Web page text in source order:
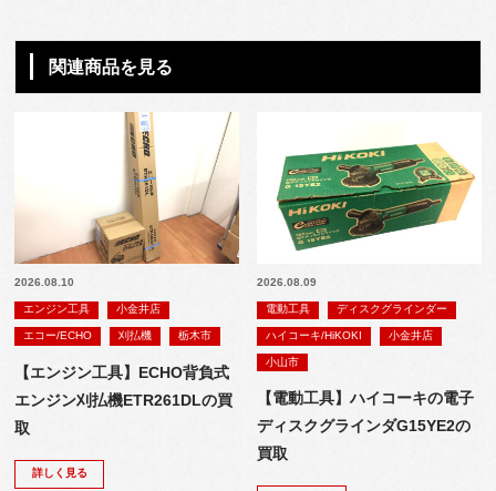
関連商品を見る
2026.08.10
エンジン工具 小金井店
エコー/ECHO 刈払機 栃木市
【エンジン工具】ECHO背負式
エンジン刈払機ETR261DLの買
取
詳しく見る
2026.08.09
電動工具 ディスクグラインダー
ハイコーキ/HiKOKI 小金井店
小山市
【電動工具】ハイコーキの電子
ディスクグラインダG15YE2の
買取